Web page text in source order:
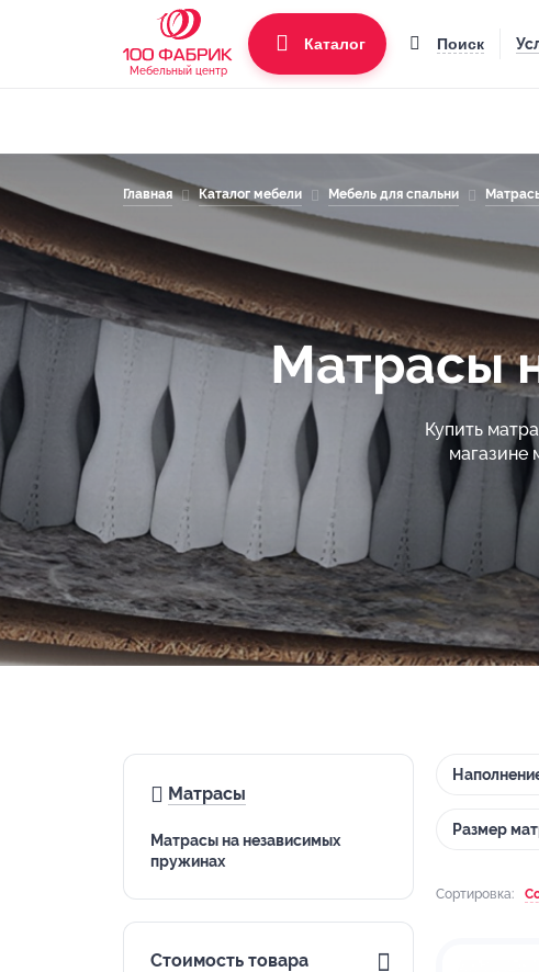
Мебельный центр
Каталог Поиск
Главная Каталог мебели Мебель для спальни
Матрасы
Купить
магазине
Матрасы
Матрасы на независимых
пружинах
Стоимость товара
Размер
Сортировка: